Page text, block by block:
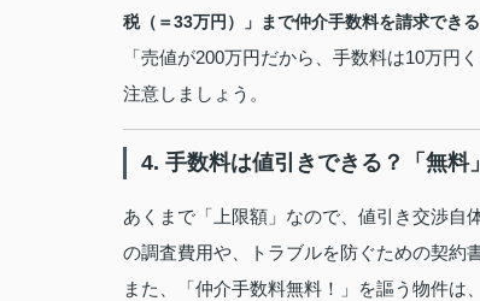
税（＝33万円）」まで仲介手数料を請求できる
「売値が200万円だから、手数料は10万円
注意しましょう。
4. 手数料は値引きできる？「無料
あくまで「上限額」なので、値引き交渉自
の調査費用や、トラブルを防ぐための契約
また、「仲介手数料無料！」を謳う物件